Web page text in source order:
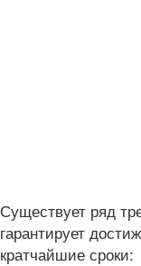
Существует ряд
гарантирует
кратчайшие сроки: